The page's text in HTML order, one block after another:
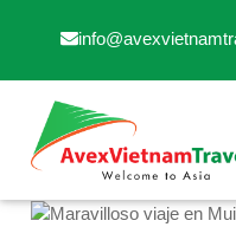
Maravilloso